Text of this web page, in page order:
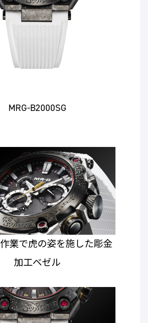
MRG-B2000SG
業で虎の姿を施した彫金
加工ベゼル